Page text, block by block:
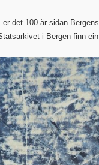
er det 100 år sidan
i Bergen finn